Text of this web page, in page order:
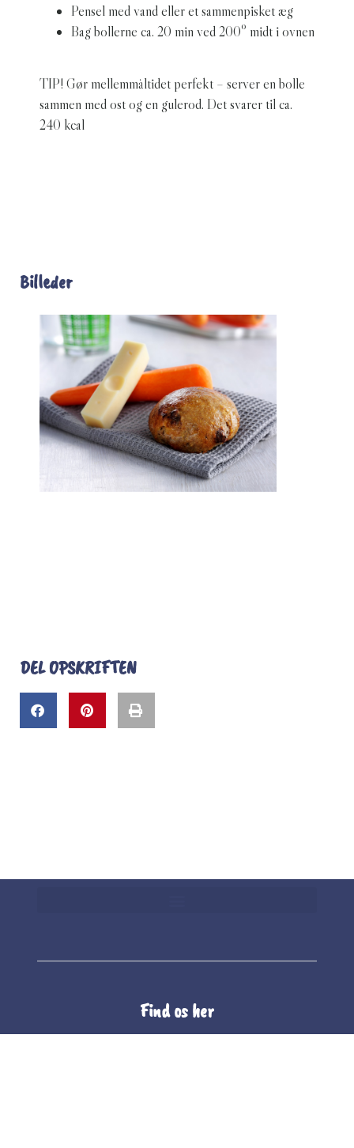
Pensel med vand eller et sammenpisket æg
Bag bollerne ca. 20 min ved 200º midt i ovnen
TIP! Gør mellemmåltidet perfekt – server en bolle
sammen med ost og en gulerod. Det svarer til ca.
240 kcal
Billeder
DEL OPSKRIFTEN
Find os her